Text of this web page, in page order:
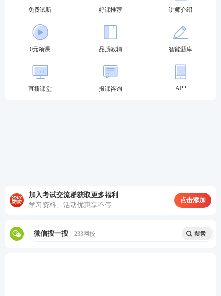
率6% ，期限10年，每年末付息一次，到期还本。
每份债券可转换20股普通股，不可赎回期5年， 5年后
赎回价格1030元，此后每年递减6元。
不考虑发行成本等其他费用。
资料三:甲公司尚无上市债券，也找不到合适的可比公
业所得税税率25%。
免费试听 好课推荐 讲师介绍
0元领课 品质教辅 智能题库
直播课堂 报课咨询 APP
加入考试交流群获取更多福利
学习资料、活动优惠享不停
点击添加
微信搜一搜 233网校